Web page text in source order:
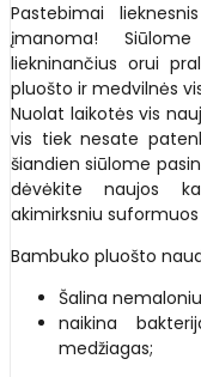
Pastebimai
įmanoma!
liekninančius orui
pluošto ir medvilnės
Nuolat laikotės vis
vis tiek nesate
šiandien siūlome
dėvėkite naujos
akimirksniu
Bambuko pluošto
Šalina
naikina
medžiagas;